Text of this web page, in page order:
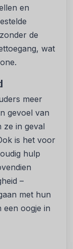
en
de
wat
meer
gevoel van
ze in geval
is het voor
hulp
–
met hun
oogje in